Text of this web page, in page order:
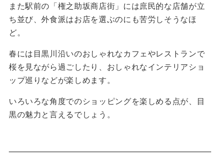
また駅前の「権之助坂商店街」には庶民的な店舗が立
ち並び、外食派はお店を選ぶのにも苦労しそうなほ
ど。
春には目黒川沿いのおしゃれなカフェやレストランで
桜を見ながら過ごしたり、おしゃれなインテリアショ
ップ巡りなどが楽しめます。
いろいろな角度でのショッピングを楽しめる点が、目
黒の魅力と言えるでしょう。